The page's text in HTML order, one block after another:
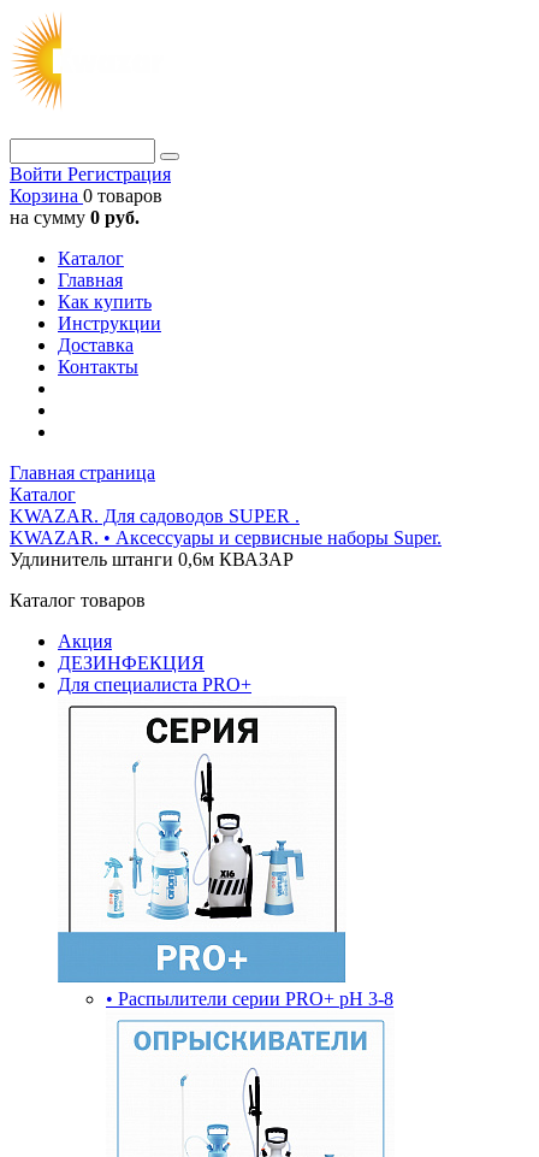
Войти Регистрация
Корзина 0 товаров
на сумму 0 руб.
Каталог
Главная
Как купить
Инструкции
Доставка
Контакты
Главная страница
Каталог
KWAZAR. Для садоводов SUPER .
KWAZAR. • Аксессуары и сервисные наборы Super.
Удлинитель штанги 0,6м КВАЗАР
Каталог товаров
Акция
ДЕЗИНФЕКЦИЯ
Для специалиста PRO+
• Распылители серии PRO+ pH 3-8